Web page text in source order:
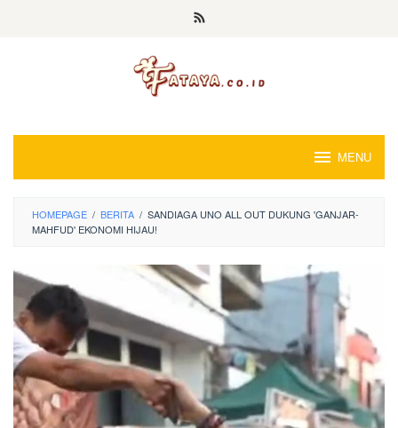
MENU
HOMEPAGE / BERITA / SANDIAGA UNO ALL OUT DUKUNG 'GANJAR-
MAHFUD' EKONOMI HIJAU!